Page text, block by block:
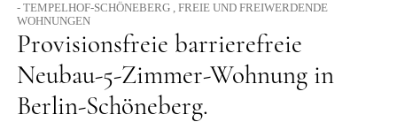
Über uns
Blog
Projektentwicklung
- TEMPELHOF-SCHÖNEBERG , FREIE UND FREIWERDENDE
WOHNUNGEN
Provisionsfreie barrierefreie
Neubau-5-Zimmer-Wohnung in
Berlin-Schöneberg.